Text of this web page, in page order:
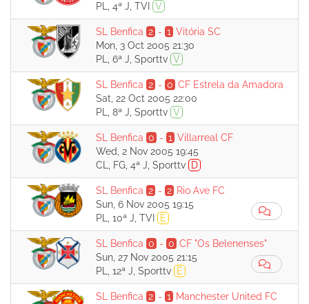
PL, 4ª J, TVI
V
SL Benfica 2 - 1 Vitória SC
Mon, 3 Oct 2005 21:30
PL, 6ª J, Sporttv V
SL Benfica 2 - 0 CF Estrela da Amadora
Sat, 22 Oct 2005 22:00
PL, 8ª J, Sporttv V
SL Benfica 0 - 1 Villarreal CF
Wed, 2 Nov 2005 19:45
CL, FG, 4ª J, Sporttv
D
SL Benfica 2 - 2 Rio Ave FC
Sun, 6 Nov 2005 19:15
PL, 10ª J, TVI
E
SL Benfica 0 - 0 CF "Os Belenenses"
Sun, 27 Nov 2005 21:15
PL, 12ª J, Sporttv
E
SL Benfica 2 - 1
Manchester United FC